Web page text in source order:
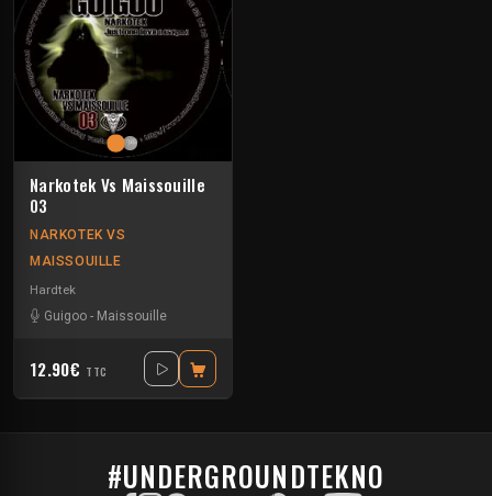
Narkotek Vs Maissouille
03
NARKOTEK VS
MAISSOUILLE
Hardtek
Guigoo - Maissouille
12.90€ TTC
#UNDERGROUNDTEKNO